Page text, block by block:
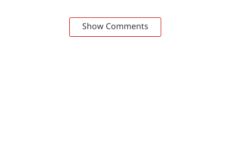
Show Comments